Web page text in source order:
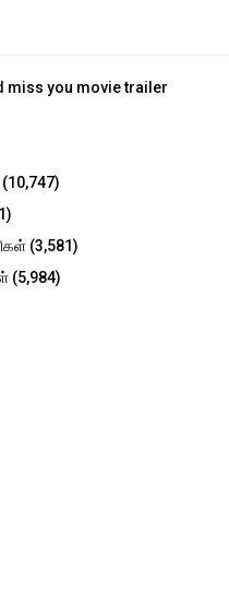
miss you movie trailer
(10,747)
(3,581)
(5,984)